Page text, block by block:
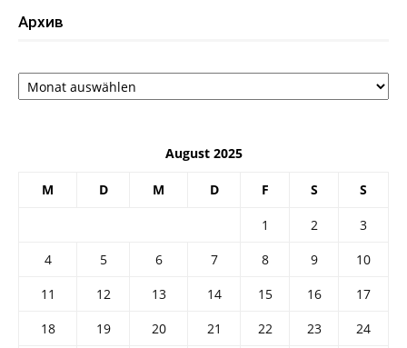
Архив
Архив
August 2025
M D M D F S S
1 2
3
4
5 6 7 8 9
10
11
12 13 14 15 16
17
18
19 20 21 22 23
24